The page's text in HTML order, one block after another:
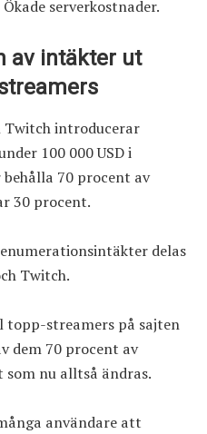
serverkostnader.
av intäkter ut
Twitch introducerar
100 000 USD i
70 procent av
30 procent.
delas
Twitch.
streamers på sajten
dem 70 procent av
nu alltså ändras.
användare att